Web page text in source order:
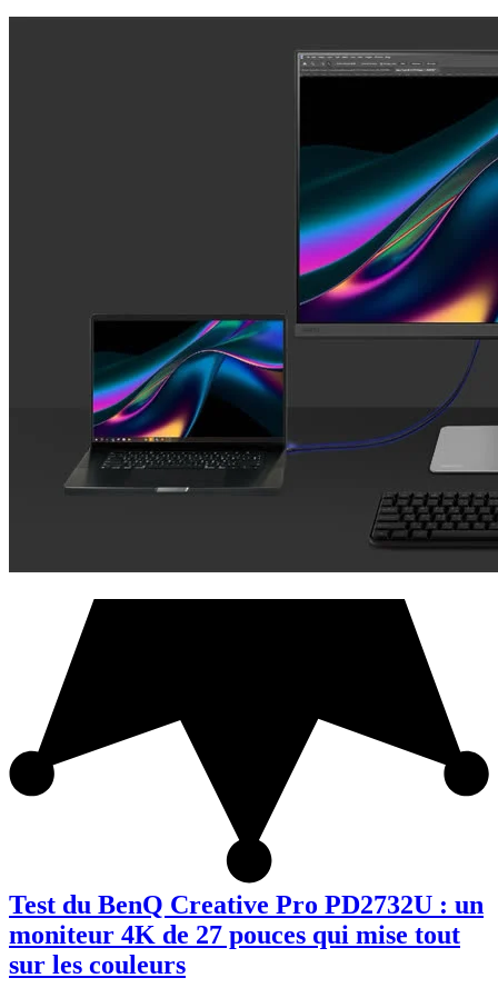
Test du BenQ Creative Pro PD2732U : un
moniteur 4K de 27 pouces qui mise tout
sur les couleurs